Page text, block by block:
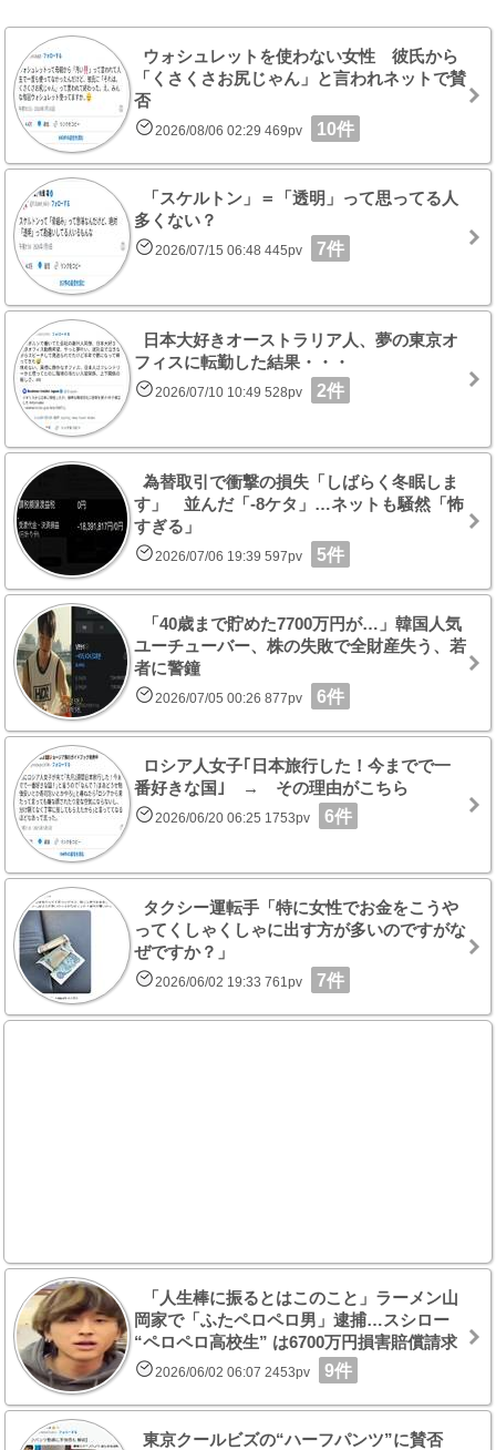
ウォシュレットを使わない女性 彼氏から
「くさくさお尻じゃん」と言われネットで賛
否
2026/08/06 02:29 469pv 10件
「スケルトン」＝「透明」って思ってる人
多くない？
2026/07/15 06:48 445pv 7件
日本大好きオーストラリア人、夢の東京オ
フィスに転勤した結果・・・
2026/07/10 10:49 528pv 2件
為替取引で衝撃の損失「しばらく冬眠しま
す」 並んだ「-8ケタ」…ネットも騒然「怖
すぎる」
2026/07/06 19:39 597pv 5件
「40歳まで貯めた7700万円が…」韓国人気
ユーチューバー、株の失敗で全財産失う、若
者に警鐘
2026/07/05 00:26 877pv 6件
ロシア人女子｢日本旅行した！今までで一
番好きな国｣ → その理由がこちら
2026/06/20 06:25 1753pv 6件
タクシー運転手「特に女性でお金をこうや
ってくしゃくしゃに出す方が多いのですがな
ぜですか？」
2026/06/02 19:33 761pv 7件
「人生棒に振るとはこのこと」ラーメン山
岡家で「ふたペロペロ男」逮捕…スシロー
“ペロペロ高校生” は6700万円損害賠償請求
2026/06/02 06:07 2453pv 9件
東京クールビズの“ハーフパンツ”に賛否